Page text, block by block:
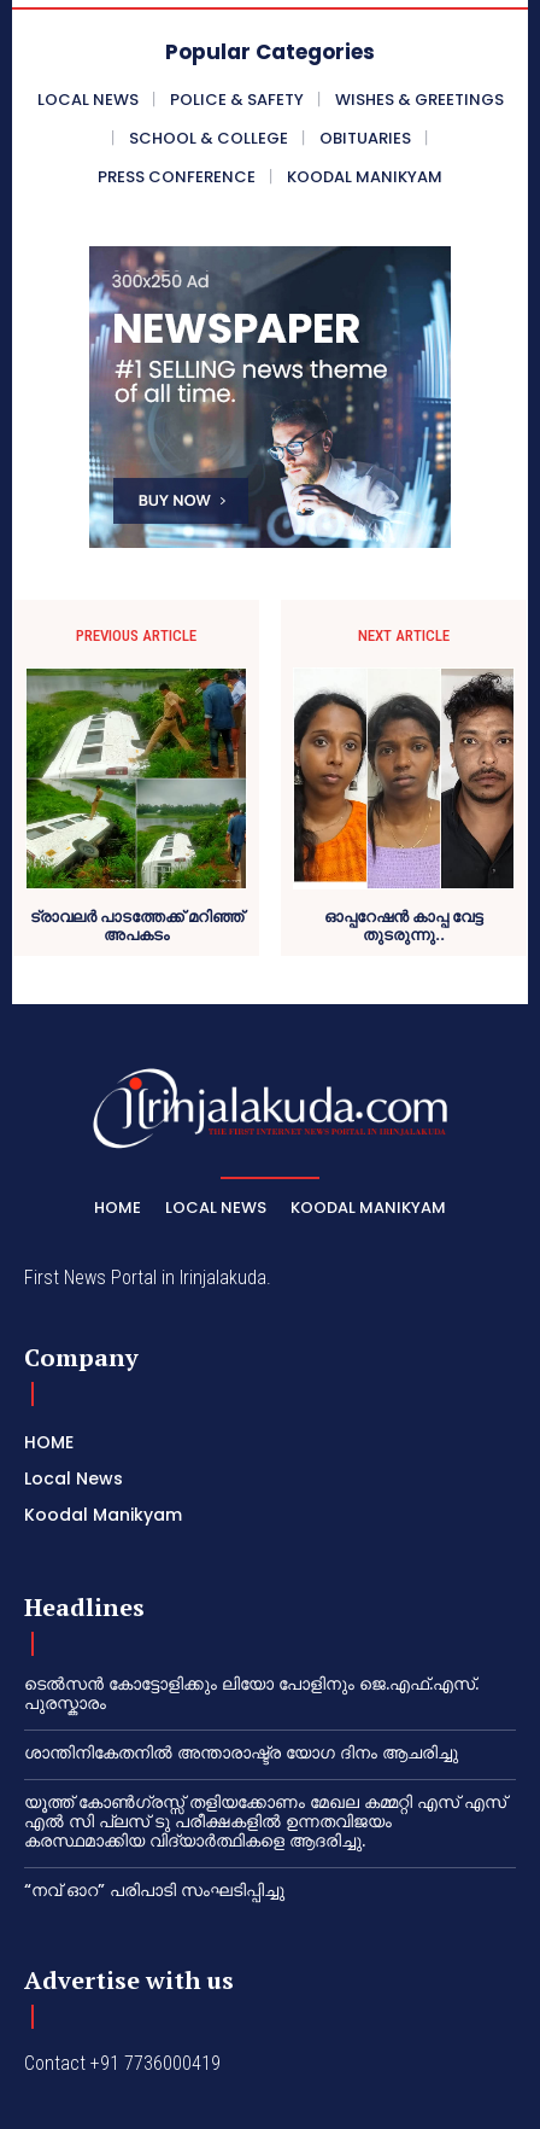
Popular Categories
LOCAL NEWS POLICE & SAFETY
WISHES & GREETINGS
SCHOOL & COLLEGE
OBITUARIES
PRESS CONFERENCE
KOODAL MANIKYAM
PREVIOUS ARTICLE
ട്രാവലർ പാടത്തേക്ക് മറിഞ്ഞ്
അപകടം
NEXT ARTICLE
ഓപ്പറേഷൻ കാപ്പ വേട്ട
തുടരുന്നു..
HOME LOCAL NEWS KOODAL MANIKYAM
First News Portal in Irinjalakuda.
Company
HOME
Local News
Koodal Manikyam
Headlines
ടെൽസൻ കോട്ടോളിക്കും ലിയോ പോളിനും ജെ.എഫ്.എസ്.
പുരസ്കാരം
ശാന്തിനികേതനിൽ അന്താരാഷ്ട്ര യോഗ ദിനം ആചരിച്ചു
യൂത്ത് കോൺഗ്രസ്സ് തളിയക്കോണം മേഖല കമ്മറ്റി എസ് എസ്
എൽ സി പ്ലസ് ടു പരീക്ഷകളിൽ ഉന്നതവിജയം
കരസ്ഥമാക്കിയ വിദ്യാർത്ഥികളെ ആദരിച്ചു.
“നവ് ഓറ” പരിപാടി സംഘടിപ്പിച്ചു
Advertise with us
Contact +91 7736000419